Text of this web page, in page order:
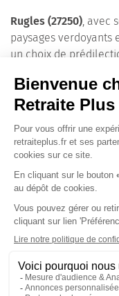
Rugles (27250), avec
paysages verdoyants
un choix de
de la ville, adaptées
personnes âgées,
pleinement de cette
Rugles et laissez-
petite ville normande.
SUIVEZ-